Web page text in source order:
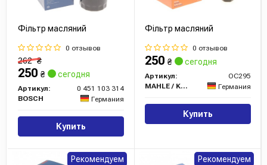
Фільтр масляний
0 отзывов
262₴
250 ₴ сегодня
Артикул:
0 451 103 314
BOSCH
Германия
Купить
Фільтр масляний
0 отзывов
250 ₴ сегодня
Артикул:
OC295
MAHLE / KNECHT
Германия
Купить
Рекомендуем Рекомендуем